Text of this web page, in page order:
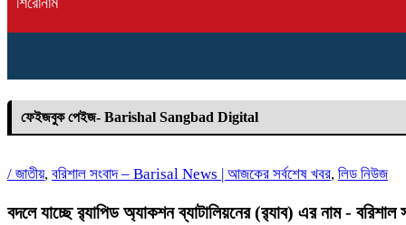
ফেইজবুক পেইজ- Barishal Sangbad Digital
/ জাতীয়, বরিশাল সংবাদ – Barisal News | আজকের সর্বশেষ খবর, লিড নিউজ
বদলে যাচ্ছে র‌্যাপিড অ্যাকশন ব্যাটালিয়নের (র‌্যাব) এর নাম - বরিশাল